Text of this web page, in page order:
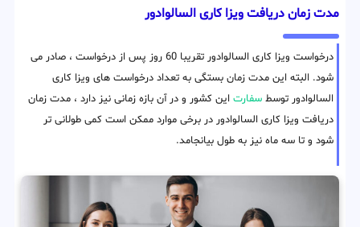
مدت زمان دریافت ویزا کاری السالوادور
درخواست ویزا کاری السالوادور تقریبا 60 روز پس از درخواست ، صادر می
شود. البته این مدت زمان بستگی به تعداد درخواست های ویزا کاری
السالوادور توسط سفارت این کشور و در آن بازه زمانی نیز دارد ، مدت زمان
دریافت ویزا کاری السالوادور در برخی موارد ممکن است کمی طولانی تر
شود و تا سه ماه نیز به طول بیانجامد.